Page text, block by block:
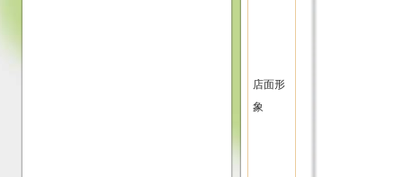
店面形
象